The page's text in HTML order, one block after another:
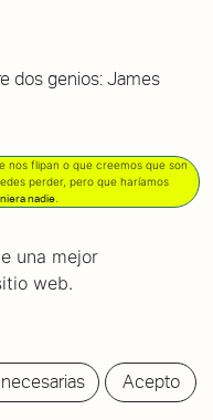
dos genios: James
nos flipan o que creemos que son
perder, pero que haríamos
nadie.
una mejor
web.
Acepto